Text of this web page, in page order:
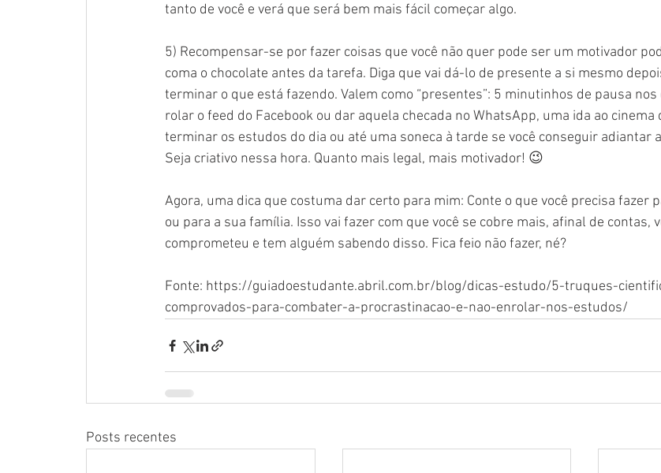
tanto de você e verá que será bem mais fácil começar algo.
5) Recompensar-se por fazer coisas que você não quer pode ser um motivador
coma o chocolate antes da tarefa. Diga que vai dá-lo de presente a si mesmo
terminar o que está fazendo. Valem como “presentes”: 5 minutinhos de pausa
rolar o feed do Facebook ou dar aquela checada no WhatsApp, uma ida ao cinema
terminar os estudos do dia ou até uma soneca à tarde se você conseguir adiantar
Seja criativo nessa hora. Quanto mais legal, mais motivador! 😉
Agora, uma dica que costuma dar certo para mim: Conte o que você precisa fazer
ou para a sua família. Isso vai fazer com que você se cobre mais, afinal de contas,
comprometeu e tem alguém sabendo disso. Fica feio não fazer, né?
Fonte: https://guiadoestudante.abril.com.br/blog/dicas-estudo/5-truques-
comprovados-para-combater-a-procrastinacao-e-nao-enrolar-nos-estudos/
Posts recentes